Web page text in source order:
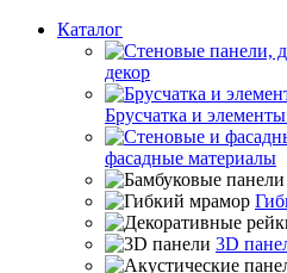
Каталог
декор
Брусчатка и
фасадные материалы
3D